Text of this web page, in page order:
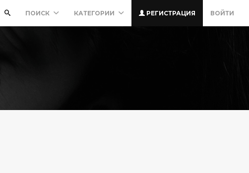
ПОИСК КАТЕГОРИИ РЕГИСТРАЦИЯ ВОЙТИ